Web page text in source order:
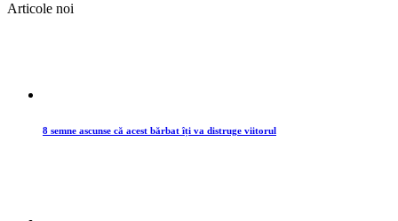
Articole noi
8 semne ascunse că acest bărbat îți va distruge viitorul